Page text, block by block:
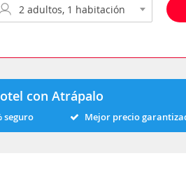
con Atrápalo
seguro Mejor precio